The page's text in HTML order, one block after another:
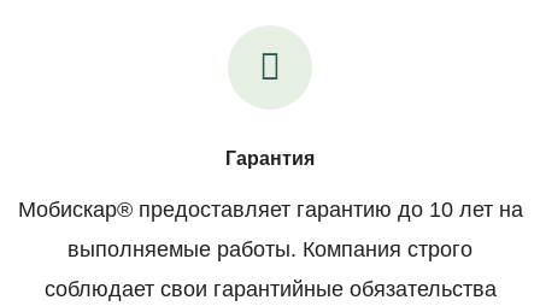
Гарантия
Мобискар® предоставляет гарантию до 10 лет на
выполняемые работы. Компания строго
соблюдает свои гарантийные обязательства